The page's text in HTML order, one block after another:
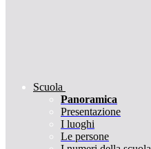
Scuola
Panoramica
Presentazione
I luoghi
Le persone